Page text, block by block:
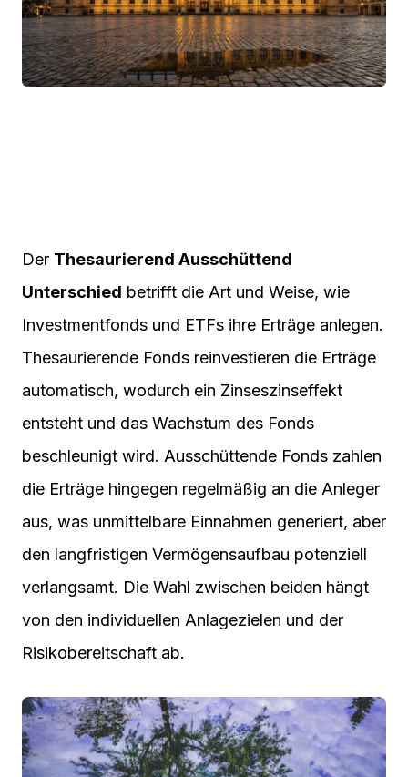
Der Thesaurierend Ausschüttend
Unterschied betrifft die Art und Weise, wie
Investmentfonds und ETFs ihre Erträge anlegen.
Thesaurierende Fonds reinvestieren die Erträge
automatisch, wodurch ein Zinseszinseffekt
entsteht und das Wachstum des Fonds
beschleunigt wird. Ausschüttende Fonds zahlen
die Erträge hingegen regelmäßig an die Anleger
aus, was unmittelbare Einnahmen generiert, aber
den langfristigen Vermögensaufbau potenziell
verlangsamt. Die Wahl zwischen beiden hängt
von den individuellen Anlagezielen und der
Risikobereitschaft ab.